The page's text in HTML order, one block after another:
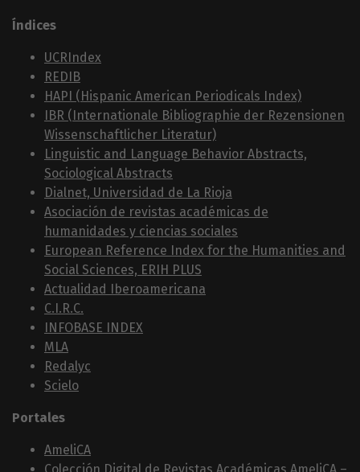
Índices
UCRIndex
REDIB
HAPI (Hispanic American Periodicals Index)
IBR (Internationale Bibliographie der Rezensionen
Wissenschaftlicher Literatur)
Linguistic and Language Behavior Abstracts,
Sociological Abstracts
Dialnet, Universidad de La Rioja
Asociación de revistas académicas de
humanidades y ciencias sociales
European Reference Index for the Humanities and
Social Sciences, ERIH PLUS
Actualidad Iberoamericana
C.I.R.C.
INFOBASE INDEX
MLA
Redalyc
Scielo
Portales
AmeliCA